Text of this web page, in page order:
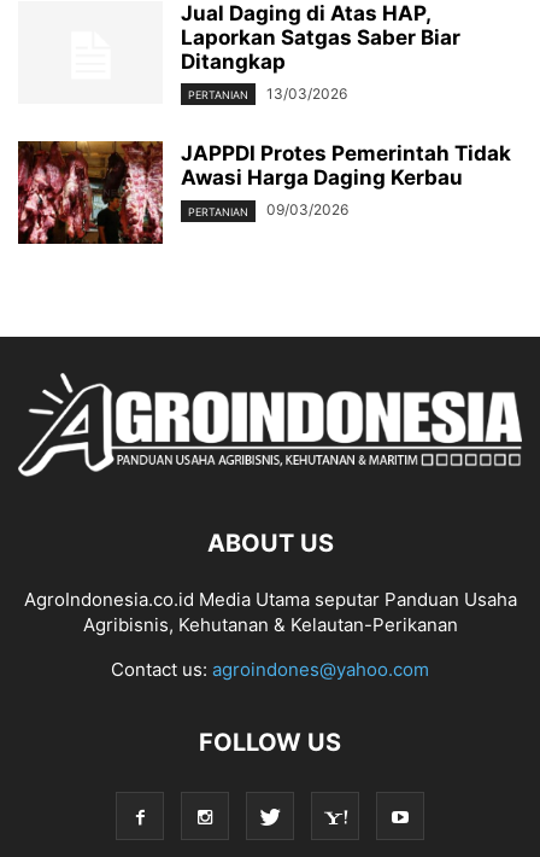
Jual Daging di Atas HAP,
Laporkan Satgas Saber Biar
Ditangkap
PERTANIAN 13/03/2026
JAPPDI Protes Pemerintah Tidak
Awasi Harga Daging Kerbau
PERTANIAN 09/03/2026
ABOUT US
AgroIndonesia.co.id Media Utama seputar Panduan Usaha
Agribisnis, Kehutanan & Kelautan-Perikanan
Contact us: agroindones@yahoo.com
FOLLOW US